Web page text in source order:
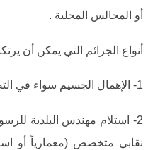
أو المجالس المحلية .
أنواع الجرائم التي يمكن أن
1- الإهمال الجسيم سواء في التصميم أو التنفيذ.
2- استلام مهندس البلدية
نقابي متخصص (معمارياً أو